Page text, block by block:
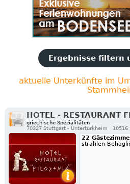
Ergebnisse filtern
aktuelle Unterkünfte im
HOTEL - RESTAURANT
griechische Spezialitäten
70327 Stuttgart - Untertürkheim
10516
22
strahlen